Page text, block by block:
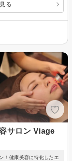
る
サロン Viage
！健康美容に特化したエ